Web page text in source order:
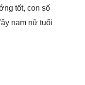
tốt, con số
nam nữ tuổi